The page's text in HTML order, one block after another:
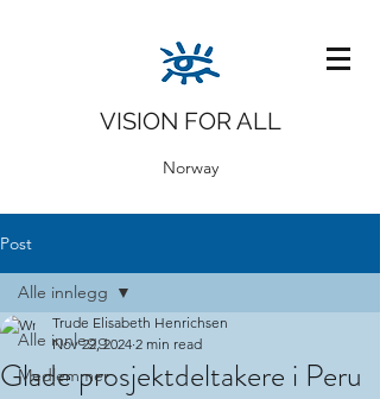
VISION FOR ALL
Norway
Post
Alle innlegg
Medlemmer
Alle innlegg
Glade prosjektdeltakere i Peru
Trude Elisabeth Henrichsen
Nov 22, 2024 2 min read